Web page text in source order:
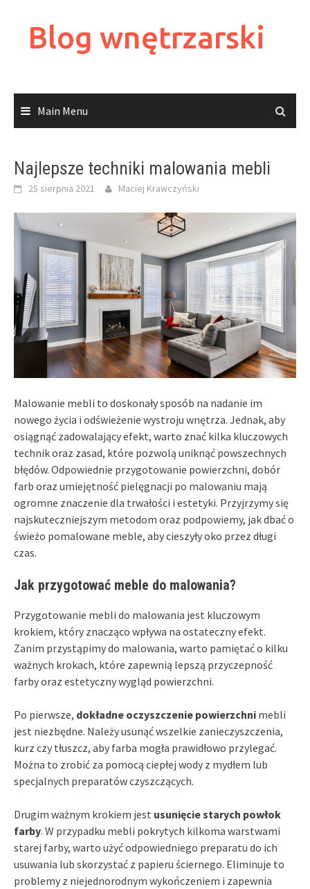
contentBlog wnętrzarski
Main Menu
Najlepsze techniki malowania mebli
25 sierpnia 2021 Maciej Krawczyński
Malowanie mebli to doskonały sposób na nadanie im
nowego życia i odświeżenie wystroju wnętrza. Jednak, aby
osiągnąć zadowalający efekt, warto znać kilka kluczowych
technik oraz zasad, które pozwolą uniknąć powszechnych
błędów. Odpowiednie przygotowanie powierzchni, dobór
farb oraz umiejętność pielęgnacji po malowaniu mają
ogromne znaczenie dla trwałości i estetyki. Przyjrzymy się
najskuteczniejszym metodom oraz podpowiemy, jak dbać o
świeżo pomalowane meble, aby cieszyły oko przez długi
czas.
Jak przygotować meble do malowania?
Przygotowanie mebli do malowania jest kluczowym
krokiem, który znacząco wpływa na ostateczny efekt.
Zanim przystąpimy do malowania, warto pamiętać o kilku
ważnych krokach, które zapewnią lepszą przyczepność
farby oraz estetyczny wygląd powierzchni.
Po pierwsze, dokładne oczyszczenie powierzchni mebli
jest niezbędne. Należy usunąć wszelkie zanieczyszczenia,
kurz czy tłuszcz, aby farba mogła prawidłowo przylegać.
Można to zrobić za pomocą ciepłej wody z mydłem lub
specjalnych preparatów czyszczących.
Drugim ważnym krokiem jest usunięcie starych powłok
farby. W przypadku mebli pokrytych kilkoma warstwami
starej farby, warto użyć odpowiedniego preparatu do ich
usuwania lub skorzystać z papieru ściernego. Eliminuje to
problemy z niejednorodnym wykończeniem i zapewnia